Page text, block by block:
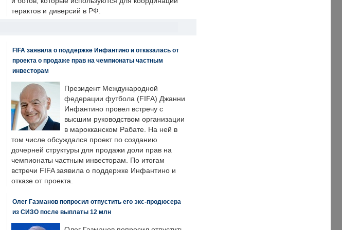
терактов и диверсий в РФ.
FIFA заявила о поддержке Инфантино и отказалась от
проекта о продаже прав на чемпионаты частным
инвесторам
Президент Международной
федерации футбола (FIFA) Джанни
Инфантино провел встречу с
высшим руководством организации
в марокканском Рабате. На ней в
том числе обсуждался проект по созданию
дочерней структуры для продажи доли прав на
чемпионаты частным инвесторам. По итогам
встречи FIFA заявила о поддержке Инфантино и
отказе от проекта.
Олег Газманов попросил отпустить его экс-продюсера
из СИЗО после выплаты 12 млн